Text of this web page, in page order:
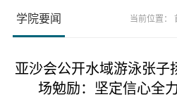
学院要闻 当前位置：
亚沙会公开水域游泳张子
场勉励：坚定信心全